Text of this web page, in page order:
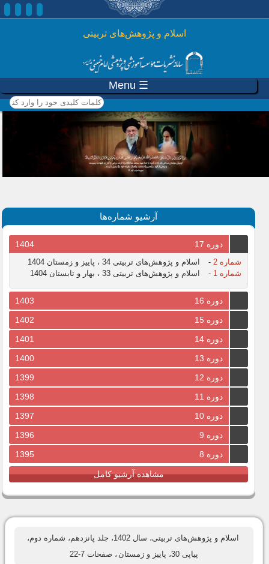
رفتن به محتوای اصلی
اسلام و پژوهش‌های تربیتی
☰ Menu
کلمات کلیدی خود را وارد
کنید
آرشیو شماره‌ها
دوره 17 1404
شماره 2 -
اسلام و پژوهش‌های تربیتی 34 ، پاییز و زمستان 1404
شماره 1
- اسلام و پژوهش‌های تربیتی 33 ، بهار و تابستان 1404
دوره 16
1403
دوره 15
1402
دوره 14
1401
دوره 13
1400
دوره 12
1399
دوره 11
1398
دوره 10
1397
دوره 9
1396
دوره 8
1395
مشاهده آرشیو کامل
اسلام و پژوهش‌های تربیتی، سال 1402، جلد پانزدهم، شماره دوم،
پیاپی 30، پاییز و زمستان
، صفحات 7-22